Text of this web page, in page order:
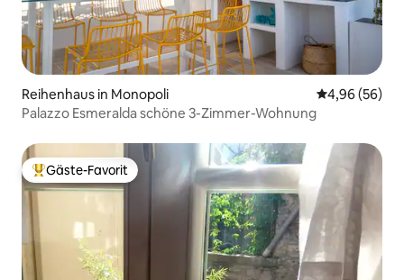
Reihenhaus in Monopoli
4,96 (56)
Palazzo Esmeralda schöne 3-Zimmer-Wohnung
Beliebter Gäste-Favorit.
Gäste-Favorit